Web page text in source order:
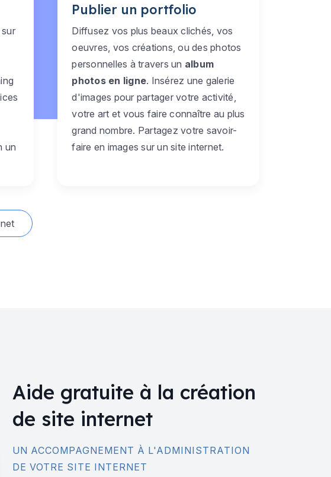
un
Publier un portfolio
Diffusez vos plus beaux clichés, vos
oeuvres, vos créations, ou des photos
personnelles à travers un album
photos en ligne. Insérez une galerie
d'images pour partager votre activité,
votre art et vous faire connaître au plus
grand nombre. Partagez votre savoir-
faire en images sur un site internet.
Aide gratuite à la création
de site internet
UN ACCOMPAGNEMENT À L'ADMINISTRATION
DE VOTRE SITE INTERNET